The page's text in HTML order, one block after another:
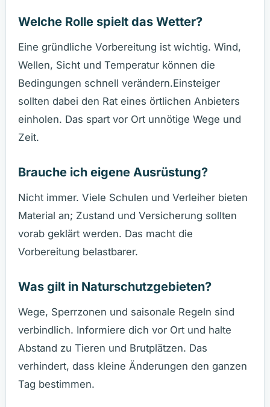
Welche Rolle spielt das Wetter?
Eine gründliche Vorbereitung ist wichtig. Wind,
Wellen, Sicht und Temperatur können die
Bedingungen schnell verändern.Einsteiger
sollten dabei den Rat eines örtlichen Anbieters
einholen. Das spart vor Ort unnötige Wege und
Zeit.
Brauche ich eigene Ausrüstung?
Nicht immer. Viele Schulen und Verleiher bieten
Material an; Zustand und Versicherung sollten
vorab geklärt werden. Das macht die
Vorbereitung belastbarer.
Was gilt in Naturschutzgebieten?
Wege, Sperrzonen und saisonale Regeln sind
verbindlich. Informiere dich vor Ort und halte
Abstand zu Tieren und Brutplätzen. Das
verhindert, dass kleine Änderungen den ganzen
Tag bestimmen.